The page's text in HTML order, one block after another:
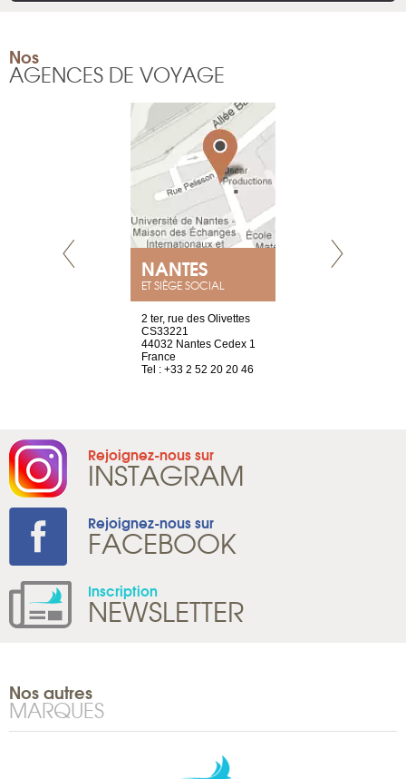
Nos
AGENCES DE VOYAGE
NANTES
ET SIÈGE SOCIAL
2 ter, rue des Olivettes
CS33221
44032 Nantes Cedex 1
France
Tel : +33 2 52 20 20 46
Rejoignez-nous sur
INSTAGRAM
Rejoignez-nous sur
FACEBOOK
Inscription
NEWSLETTER
Nos autres
MARQUES